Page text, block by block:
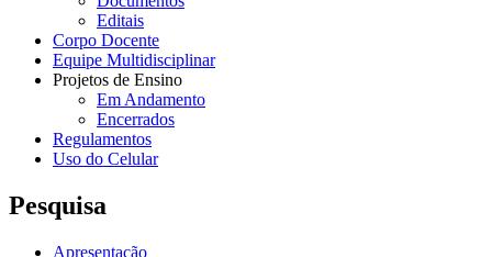
Editais
Corpo Docente
Equipe Multidisciplinar
Projetos de Ensino
Em Andamento
Encerrados
Regulamentos
Uso do Celular
Pesquisa
Apresentação